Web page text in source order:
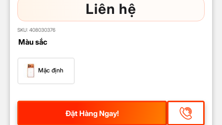
Liên hệ
SKU: 408030376
Màu sắc
Mặc định
Đặt Hàng Ngay!